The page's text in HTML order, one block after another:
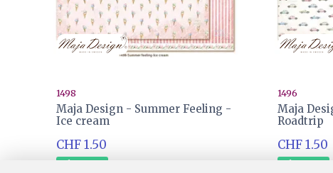
1498
Maja Design - Summer Feeling -
Ice cream
CHF 1.50
Ab Lager
1496
Maja
Roadtrip
CHF 1.50
Ab Lager